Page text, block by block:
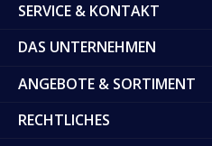
SERVICE & KONTAKT
DAS UNTERNEHMEN
ANGEBOTE & SORTIMENT
RECHTLICHES